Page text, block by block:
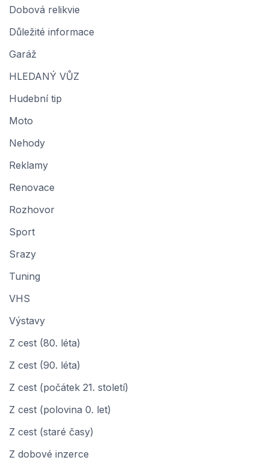
Dobová relikvie
Důležité informace
Garáž
HLEDANÝ VŮZ
Hudební tip
Moto
Nehody
Reklamy
Renovace
Rozhovor
Sport
Srazy
Tuning
VHS
Výstavy
Z cest (80. léta)
Z cest (90. léta)
Z cest (počátek 21. století)
Z cest (polovina 0. let)
Z cest (staré časy)
Z dobové inzerce